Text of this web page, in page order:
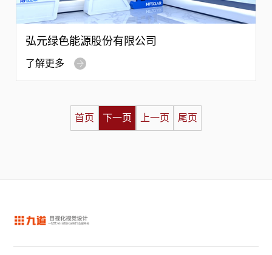
弘元绿色能源股份有限公司
了解更多
首页 下一页 上一页 尾页